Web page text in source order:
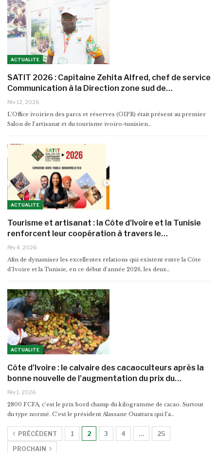
ACTUALITE
SATIT 2026 : Capitaine Zehita Alfred, chef de service
Communication à la Direction zone sud de…
Fév 12, 2026
L’Office ivoirien des parcs et réserves (OIPR) était présent au premier
Salon de l’artisanat et du tourisme ivoiro-tunisien…
ACTUALITE
Tourisme et artisanat : la Côte d’Ivoire et la Tunisie
renforcent leur coopération à travers le…
Fév 4, 2026
Afin de dynamiser les excellentes relations qui existent entre la Côte
d’Ivoire et la Tunisie, en ce début d’année 2026, les deux…
ACTUALITE
Côte d’Ivoire : le calvaire des cacaoculteurs après la
bonne nouvelle de l’augmentation du prix du…
Fév 1, 2026
2800 FCFA, c’est le prix bord champ du kilogramme de cacao. Surtout
du type normé. C’est le président Alassane Ouattara qui l’a…
PRÉCÉDENT 1 2 3 4 … 25
PROCHAIN